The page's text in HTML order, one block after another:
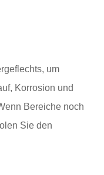
um
Korrosion und
Bereiche noch
Sie den